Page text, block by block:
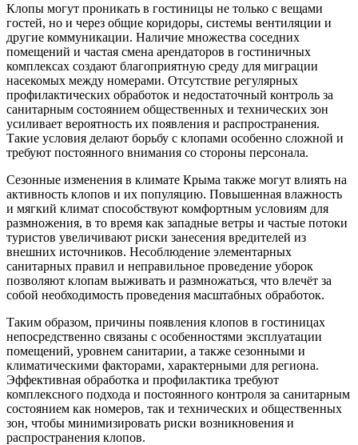
Клопы могут проникать в гостиницы не только с вещами
гостей, но и через общие коридоры, системы вентиляции и
другие коммуникации. Наличие множества соседних
помещений и частая смена арендаторов в гостиничных
комплексах создают благоприятную среду для миграции
насекомых между номерами. Отсутствие регулярных
профилактических обработок и недостаточный контроль за
санитарным состоянием общественных и технических зон
усиливает вероятность их появления и распространения.
Такие условия делают борьбу с клопами особенно сложной и
требуют постоянного внимания со стороны персонала.
Сезонные изменения в климате Крыма также могут влиять на
активность клопов и их популяцию. Повышенная влажность
и мягкий климат способствуют комфортным условиям для
размножения, в то время как западные ветры и частые потоки
туристов увеличивают риски занесения вредителей из
внешних источников. Несоблюдение элементарных
санитарных правил и неправильное проведение уборок
позволяют клопам выживать и размножаться, что влечёт за
собой необходимость проведения масштабных обработок.
Таким образом, причины появления клопов в гостиницах
непосредственно связаны с особенностями эксплуатации
помещений, уровнем санитарии, а также сезонными и
климатическими факторами, характерными для региона.
Эффективная обработка и профилактика требуют
комплексного подхода и постоянного контроля за санитарным
состоянием как номеров, так и технических и общественных
зон, чтобы минимизировать риски возникновения и
распространения клопов.